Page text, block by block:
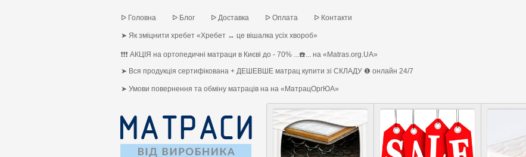
ᐅ Головна ᐅ Блог ᐅ Доставка ᐅ Оплата ᐅ Контакти
➤ Як зміцнити хребет «Хребет ↔ це вішалка усіх хвороб»
❗❗❗ АКЦІЯ на ортопедичні матраци в Києві до - 70% ...☎️... на «Matras.org.UA»
➤ Вся продукція сертифікована + ДЕШЕВШЕ матрац купити зі СКЛАДУ ❶ онлайн 24/7
➤ Умови повернення та обміну матраців на на «МатрацОргЮА»